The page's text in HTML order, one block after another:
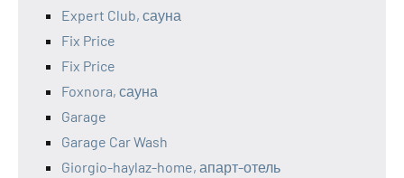
Expert Club, сауна
Fix Price
Fix Price
Foxnora, сауна
Garage
Garage Car Wash
Giorgio-haylaz-home, апарт-отель